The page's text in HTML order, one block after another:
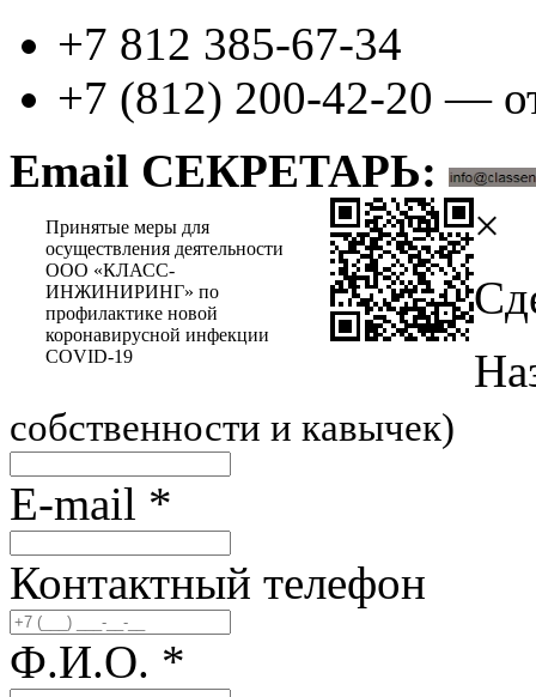
+7 812 385-67-34
+7 (812) 200-42-20 —
Email СЕКРЕТАРЬ:
Принятые меры для
осуществления деятельности
ООО «КЛАСС-
ИНЖИНИРИНГ» по
профилактике новой
коронавирусной инфекции
COVID-19
×
собственности и кавычек)
E-mail *
Контактный телефон
Ф.И.О. *